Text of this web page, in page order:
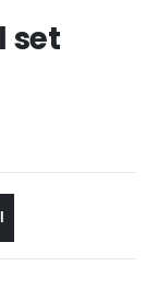
set